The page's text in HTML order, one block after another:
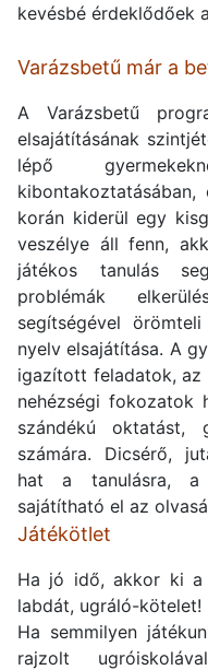
kevésbé érdeklődőek
Varázsbetű már a
A Varázsbetű
elsajátításának
lépő
korán kiderül egy
veszélye áll fenn,
játékos tanulás
problémák
segítségével
nyelv elsajátítása. A
igazított feladatok, az
nehézségi fokozatok
szándékú oktatást,
számára. Dicsérő,
hat a tanulásra, a
sajátítható el az
Játékötlet
Ha jó idő, akkor ki a
labdát, ugráló-kötelet!
Ha semmilyen
rajzolt